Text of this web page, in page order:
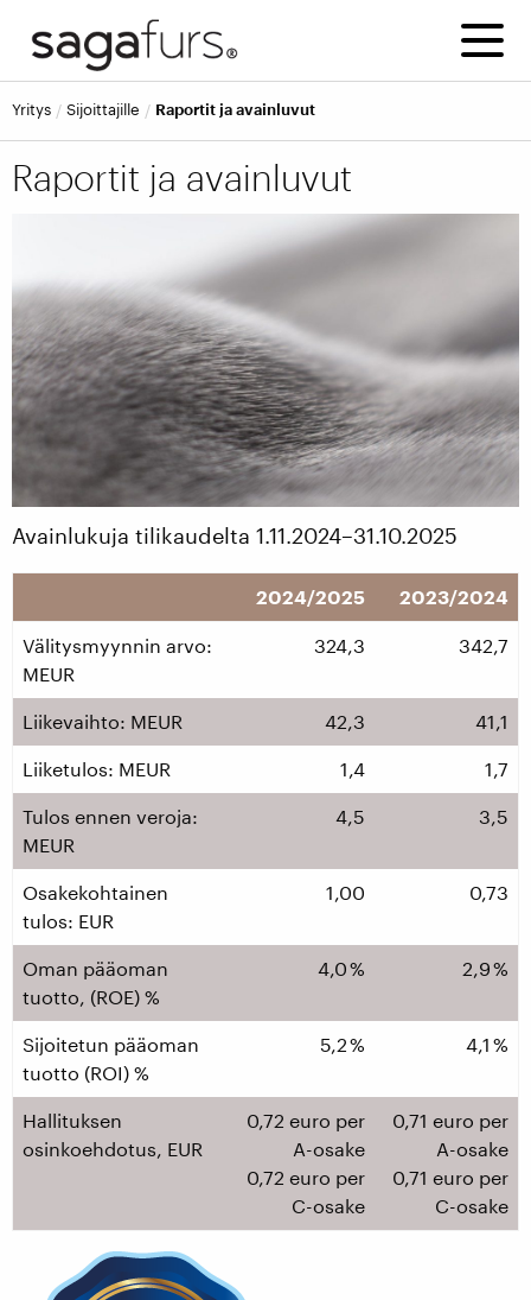
Yritys Sijoittajille Raportit ja avainluvut
Raportit ja avainluvut
Avainlukuja tilikaudelta 1.11.2024–31.10.2025
2024/2025 2023/2024
Välitysmyynnin arvo:
MEUR
324,3 342,7
Liikevaihto: MEUR 42,3 41,1
Liiketulos: MEUR 1,4 1,7
Tulos ennen veroja:
MEUR
4,5 3,5
Osakekohtainen
tulos: EUR
1,00 0,73
Oman pääoman
tuotto, (ROE) %
4,0 % 2,9 %
Sijoitetun pääoman
tuotto (ROI) %
5,2 % 4,1 %
Hallituksen
osinkoehdotus, EUR
0,72 euro per
A-osake
0,72 euro per
C-osake
0,71 euro per
A-osake
0,71 euro per
C-osake